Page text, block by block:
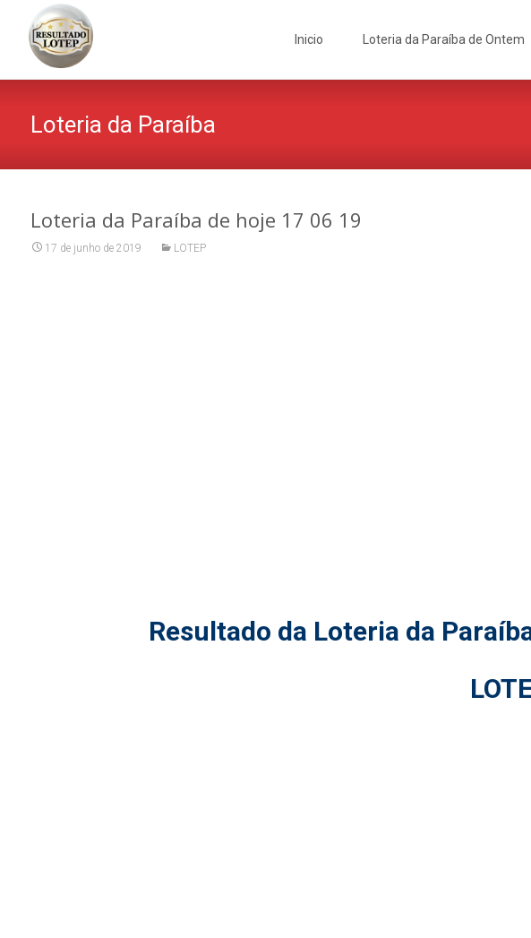
Inicio Loteria da Paraíba de Ontem
Loteria da Paraíba
Loteria da Paraíba de hoje 17 06 19
17 de junho de 2019 LOTEP
Resultado da Loteria da